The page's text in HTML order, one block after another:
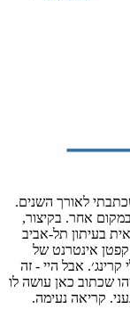
לאורך השנים.
היה בלוג ישן ב- tripod, היה עוד אתר wordpress במקום אחר. בקיצור,
בעיתון תל-אביב
קפטן אינטרנט של
אבל היי - זה
שמשהו שכתוב כאן עושה לו
קריאה נעימה.